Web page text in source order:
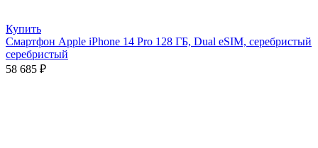
Купить
Смартфон Apple iPhone 14 Pro 128 ГБ, Dual eSIM, серебристый
серебристый
58 685 ₽